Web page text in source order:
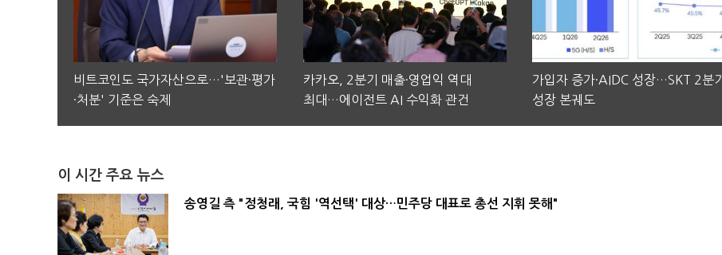
비트코인도 국가자산으로…'보관·평가
·처분' 기준은 숙제
카카오, 2분기 매출·영업익 역대
최대…에이전트 AI 수익화 관건
가입자 증가·AIDC 성장…SKT 2분기
성장 본궤도
이 시간 주요 뉴스
송영길 측 "정청래, 국힘 '역선택' 대상…민주당 대표로 총선 지휘 못해"